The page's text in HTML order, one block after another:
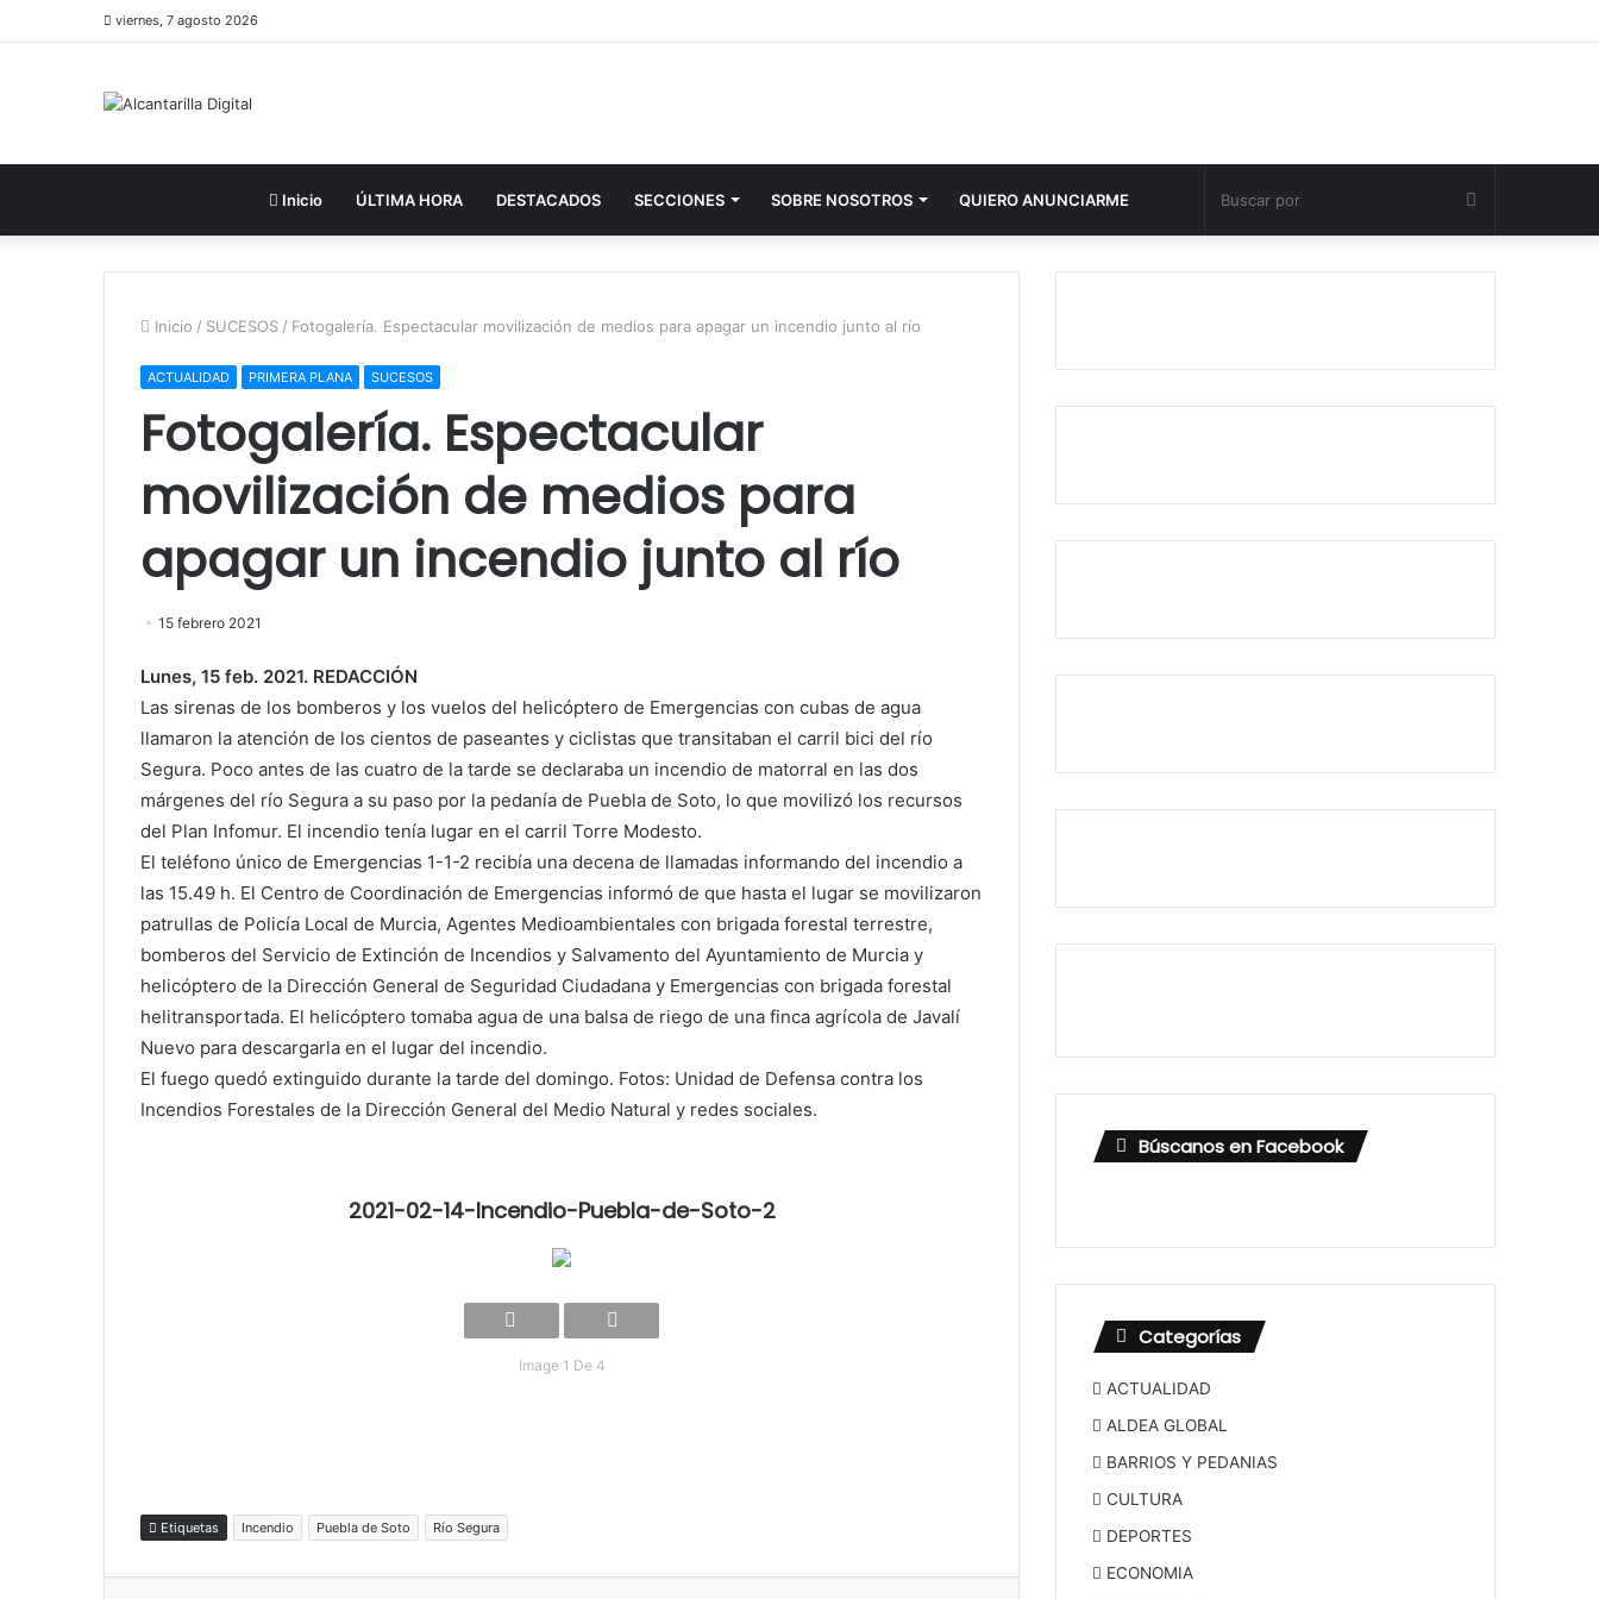
viernes, 7 agosto 2026
Inicio ÚLTIMA HORA DESTACADOS SECCIONES SOBRE NOSOTROS QUIERO ANUNCIARME Buscar
por
Inicio / SUCESOS / Fotogalería. Espectacular movilización de medios para apagar un incendio junto al río
ACTUALIDAD PRIMERA PLANA SUCESOS
Fotogalería. Espectacular
movilización de medios para
apagar un incendio junto al río
15 febrero 2021
Lunes, 15 feb. 2021. REDACCIÓN
Las sirenas de los bomberos y los vuelos del helicóptero de Emergencias con cubas de agua
llamaron la atención de los cientos de paseantes y ciclistas que transitaban el carril bici del río
Segura. Poco antes de las cuatro de la tarde se declaraba un incendio de matorral en las dos
márgenes del río Segura a su paso por la pedanía de Puebla de Soto, lo que movilizó los recursos
del Plan Infomur. El incendio tenía lugar en el carril Torre Modesto.
El teléfono único de Emergencias 1-1-2 recibía una decena de llamadas informando del incendio a
las 15.49 h. El Centro de Coordinación de Emergencias informó de que hasta el lugar se movilizaron
patrullas de Policía Local de Murcia, Agentes Medioambientales con brigada forestal terrestre,
bomberos del Servicio de Extinción de Incendios y Salvamento del Ayuntamiento de Murcia y
helicóptero de la Dirección General de Seguridad Ciudadana y Emergencias con brigada forestal
helitransportada. El helicóptero tomaba agua de una balsa de riego de una finca agrícola de Javalí
Nuevo para descargarla en el lugar del incendio.
El fuego quedó extinguido durante la tarde del domingo. Fotos: Unidad de Defensa contra los
Incendios Forestales de la Dirección General del Medio Natural y redes sociales.
2021-02-14-Incendio-Puebla-de-Soto-2
Image 1 De 4
Etiquetas Incendio Puebla de Soto Río Segura
Búscanos en Facebook
Categorías
ACTUALIDAD
ALDEA GLOBAL
BARRIOS Y PEDANIAS
CULTURA
DEPORTES
ECONOMIA